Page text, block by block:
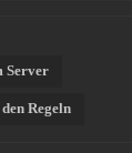
Server
Regeln